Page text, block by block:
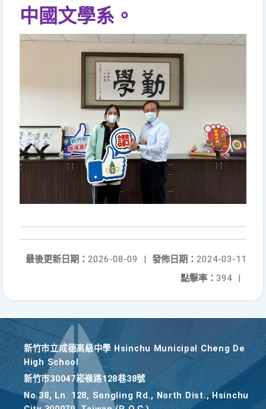
中國文學系。
發佈日期： 2024-03-11
最後更新日期： 2026-08-09
點擊率： 394
新竹巿立成德高級中學 Hsinchu Municipal Cheng De
High School
新竹巿30047崧嶺路128巷38號
No.38, Ln. 128, Songling Rd., North Dist., Hsinchu